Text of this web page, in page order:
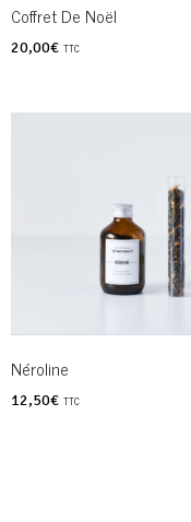
Coffret De Noël
20,00€ TTC
Néroline
12,50€ TTC